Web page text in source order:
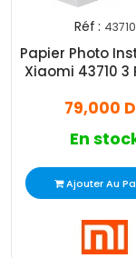
Réf : 43710
Papier Photo
Xiaomi 43710 3
79,000
En
Ajouter Au